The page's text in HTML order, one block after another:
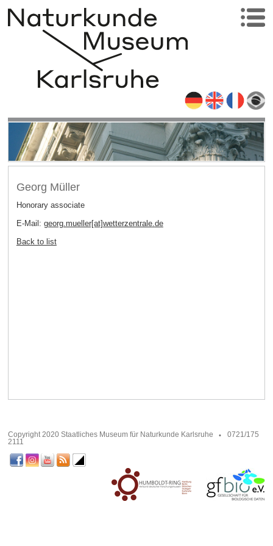
Georg Müller
Honorary associate
E-Mail: georg.mueller[at]wetterzentrale.de
Back to list
Copyright 2020 Staatliches Museum für Naturkunde Karlsruhe
0721/175
2111